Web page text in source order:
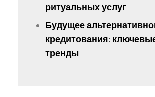
ритуальных услуг
Будущее
кредитования:
тренды